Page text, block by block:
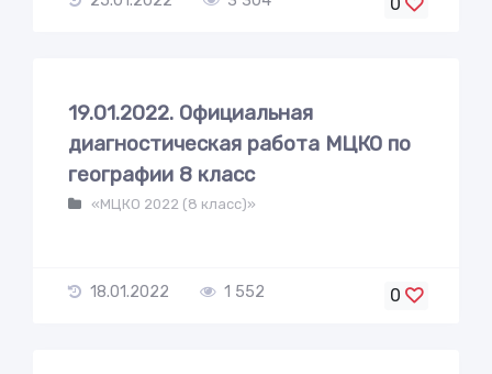
19.01.2022. Официальная
диагностическая работа МЦКО по
географии 8 класс
«МЦКО 2022 (8 класс)»
18.01.2022 1 552 0